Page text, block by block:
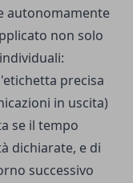
autonomamente
non solo
precisa
in uscita)
se il tempo
dichiarate, e di
successivo